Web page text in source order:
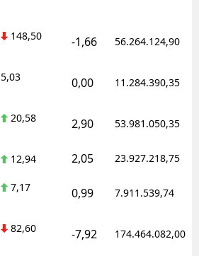
148,50 -1,66 56.264.124,90
5,03 0,00 11.284.390,35
20,58 2,90 53.981.050,35
12,94 2,05 23.927.218,75
7,17 0,99 7.911.539,74
82,60 -7,92 174.464.082,00